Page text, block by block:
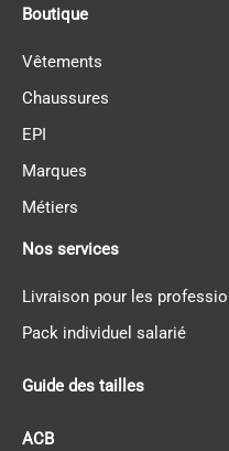
Nos services
Livraison pour les
Pack individuel salarié
Guide des tailles
ACB
Boutique
Vêtements
Chaussures
EPI
Marques
Métiers